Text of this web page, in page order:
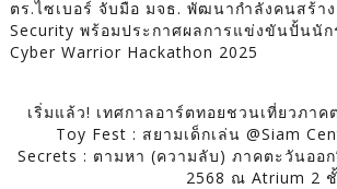
ตร.ไซเบอร์ จับมือ มจธ. พัฒนากำลังคนสร้าง
Security พร้อมประกาศผลการแข่งขันปั้นนัก
Cyber Warrior Hackathon 2025
เริ่มแล้ว! เทศกาลอาร์ตทอยชวนเที่ยวภา
Toy Fest : สยามเด็กเล่น @Siam
Secrets : ตามหา (ความลับ) ภาคตะวันออ
2568 ณ Atrium 2